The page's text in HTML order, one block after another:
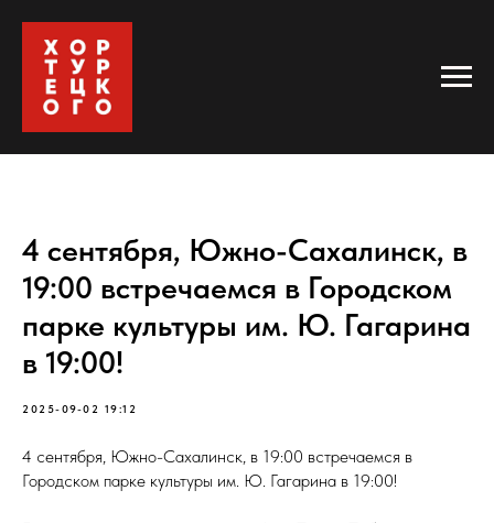
4 сентября, Южно-Сахалинск, в
19:00 встречаемся в Городском
парке культуры им. Ю. Гагарина
в 19:00!
2025-09-02 19:12
4 сентября, Южно-Сахалинск, в 19:00 встречаемся в
Городском парке культуры им. Ю. Гагарина в 19:00!